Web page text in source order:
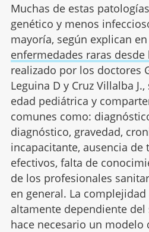
Muchas de estas
genético y menos
mayoría, según explican
enfermedades raras
realizado por los doctores
Leguina D y Cruz Villalba
edad pediátrica y
comunes como:
diagnóstico, gravedad,
incapacitante, ausencia de
efectivos, falta de
de los profesionales
en general. La
altamente dependiente
hace necesario un modelo